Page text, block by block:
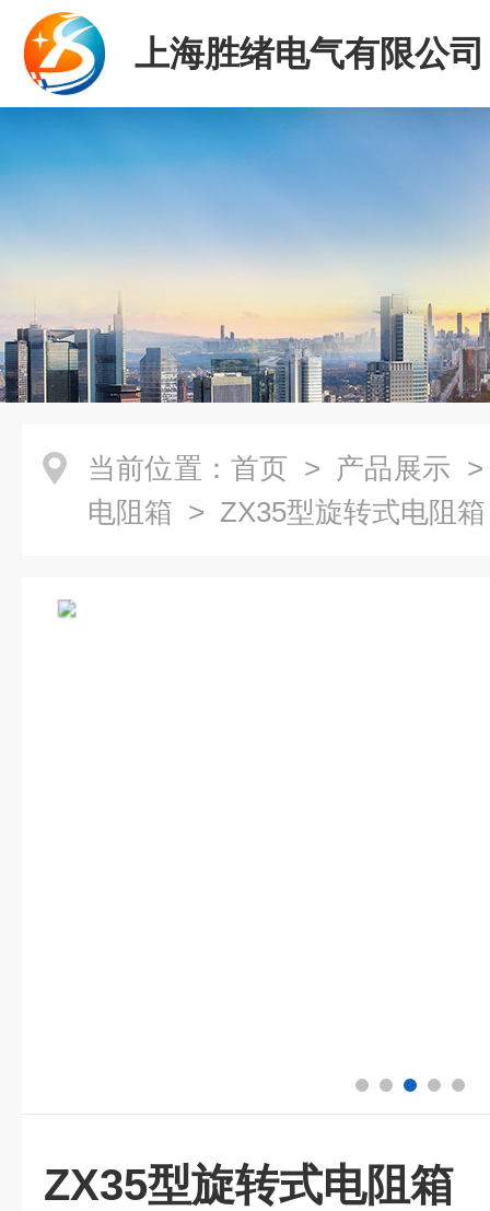
上海胜绪电气有限公司
当前位置： 首页 > 产品展示
电阻箱 > ZX35型旋转式电阻箱
ZX35型旋转式电阻箱